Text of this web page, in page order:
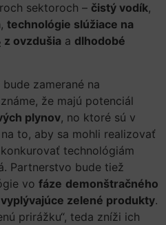
sektoroch – čistý vodík,
, technológie slúžiace na
z ovzdušia a dlhodobé
zamerané na
že majú potenciál
plynov, no ktoré sú v
to, aby sa mohli realizovať
technológiám
Partnerstvo bude tiež
vo fáze demonštračného
vyplývajúce zelené produkty.
prirážku“, teda zníži ich